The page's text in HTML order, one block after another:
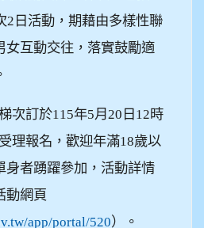
2日活動，期藉由多樣性聯
女互動交往，落實鼓勵適
次訂於115年5月20日12時
理報名，歡迎年滿18歲以
身者踴躍參加，活動詳情
動網頁
app/portal/520）。